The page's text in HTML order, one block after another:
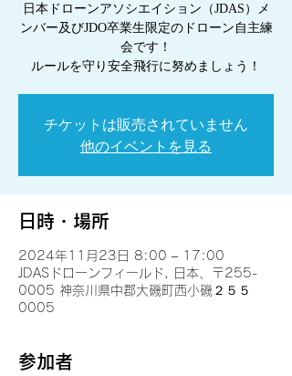
日本ドローンアソシエイション（JDAS）メ
ンバー及びJDO卒業生限定のドローン自主練
会です！
ルールを守り安全飛行に努めましょう！
チケットは販売されていません
他のイベントを見る
日時・場所
2024年11月23日 8:00 – 17:00
JDASドローンフィールド, 日本、〒255-
0005 神奈川県中郡大磯町西小磯２５５
0005
参加者